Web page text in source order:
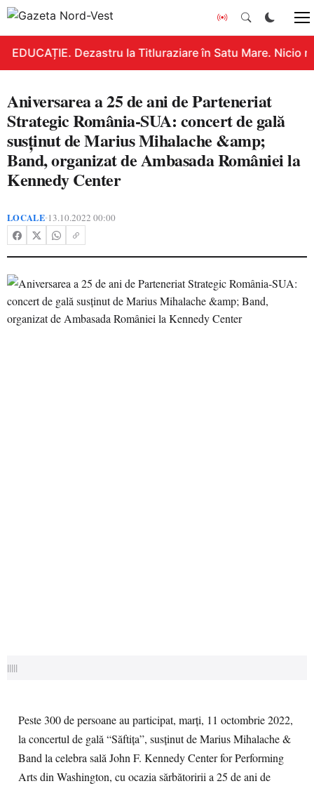
EDUCAȚIE. Dezastru la Titluraziare în Satu Mare. Nicio
Aniversarea a 25 de ani de Parteneriat
Strategic România-SUA: concert de gală
susținut de Marius Mihalache &amp;
Band, organizat de Ambasada României la
Kennedy Center
LOCALE•13.10.2022 00:00
|||||
Peste 300 de persoane au participat, marți, 11 octombrie 2022,
la concertul de gală“Săftița”, susținut de Marius Mihalache &
Band la celebra salăJohn F. Kennedy Center for Performing
Artsdin Washington, cu ocazia sărbătoririi a 25 de ani de